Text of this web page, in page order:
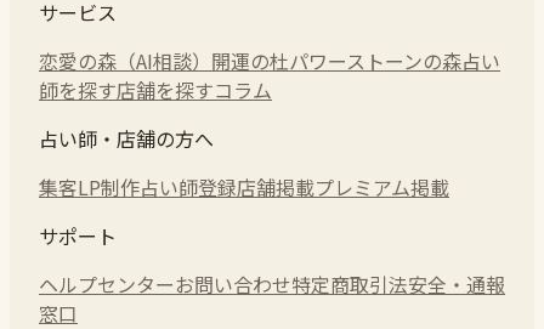
サービス
恋愛の森（AI相談） 開運の杜パワーストーンの森占い
師を探す店舗を探すコラム
占い師・店舗の方へ
集客LP制作占い師登録店舗掲載プレミアム掲載
サポート
ヘルプセンターお問い合わせ特定商取引法安全・通報
窓口